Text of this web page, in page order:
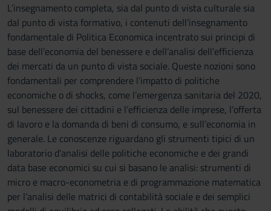
L’insegnamento completa, sia dal punto di vista culturale sia
dal punto di vista formativo, i contenuti dell’insegnamento
fondamentale di Politica Economica incentrato sui principi di
base dell’economia del benessere e dell’analisi dell’efficienza
dei mercati da un punto di vista sociale. Queste nozioni sono
fondamentali per comprendere l’impatto di politiche
economiche o di shocks, come l’emergenza sanitaria del 2020,
sul benessere dei cittadini e l’efficienza delle imprese, l’offerta
di lavoro e la domanda di beni di consumo, e sull’economia in
generale. Le conoscenze riguardano gli strumenti tipici di un
laboratorio d’analisi delle politiche economiche e dei grandi
data base economici su cui si basano le analisi: strumenti di
micro e macro-econometria e di programmazione matematica
per l’analisi delle matrici di contabilità sociale e dei semplici